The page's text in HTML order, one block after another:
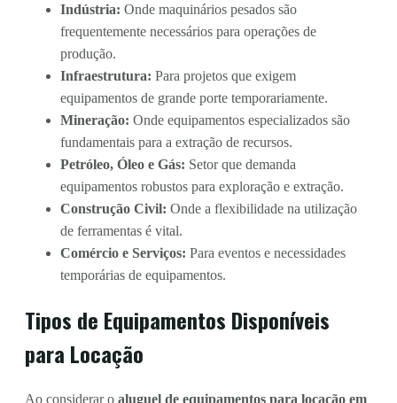
Indústria: Onde maquinários pesados são
frequentemente necessários para operações de
produção.
Infraestrutura: Para projetos que exigem
equipamentos de grande porte temporariamente.
Mineração: Onde equipamentos especializados são
fundamentais para a extração de recursos.
Petróleo, Óleo e Gás: Setor que demanda
equipamentos robustos para exploração e extração.
Construção Civil: Onde a flexibilidade na utilização
de ferramentas é vital.
Comércio e Serviços: Para eventos e necessidades
temporárias de equipamentos.
Tipos de Equipamentos Disponíveis
para Locação
Ao considerar o aluguel de equipamentos para locação em